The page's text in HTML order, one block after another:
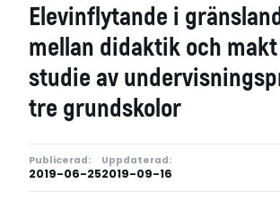
Elevinflytande i
mellan didaktik och makt
studie av
tre grundskolor
Publicerad:
2019-06-25
Uppdaterad:
2019-09-16